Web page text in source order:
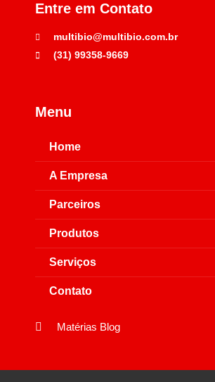
Entre em Contato
multibio@multibio.com.br
(31) 99358-9669
Menu
Home
A Empresa
Parceiros
Produtos
Serviços
Contato
Matérias Blog